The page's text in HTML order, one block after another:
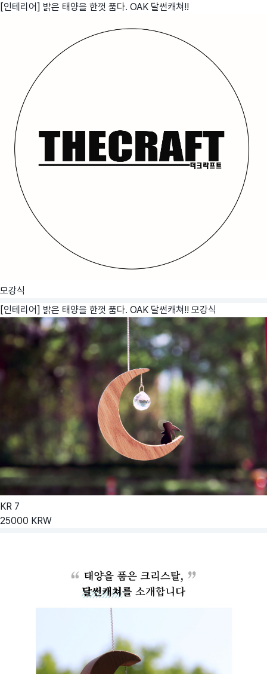
[인테리어] 밝은 태양을 한껏 품다. OAK 달썬캐쳐!!
모강식
[인테리어] 밝은 태양을 한껏 품다. OAK 달썬캐쳐!! 모강식
KR 7
25000 KRW